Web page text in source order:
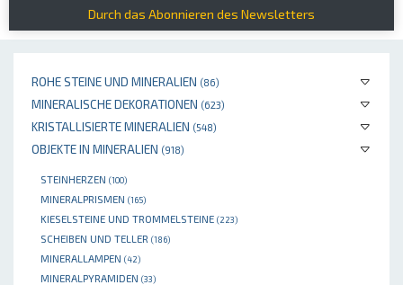
ROHE STEINE UND MINERALIEN (86)
MINERALISCHE DEKORATIONEN (623)
KRISTALLISIERTE MINERALIEN (548)
OBJEKTE IN MINERALIEN (918)
STEINHERZEN (100)
MINERALPRISMEN (165)
KIESELSTEINE UND TROMMELSTEINE (223)
SCHEIBEN UND TELLER (186)
MINERALLAMPEN (42)
MINERALPYRAMIDEN (33)
Durch das Abonnieren des Newsletters